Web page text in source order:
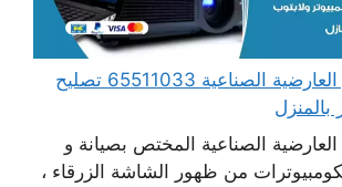
مهندس كمبيوتر العارضية الصناعية 65511033 تصليح
بالمنزل
الصناعية المختص بصيانة و
من ظهور الشاشة الزرقاء ،